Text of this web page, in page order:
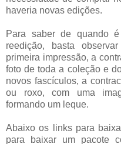
haveria novas edições.
Para saber de quando
reedição, basta
primeira impressão, a
foto de toda a coleção e
novos fascículos, a
ou roxo, com uma
formando um leque.
Abaixo os links para
para baixar um pacote